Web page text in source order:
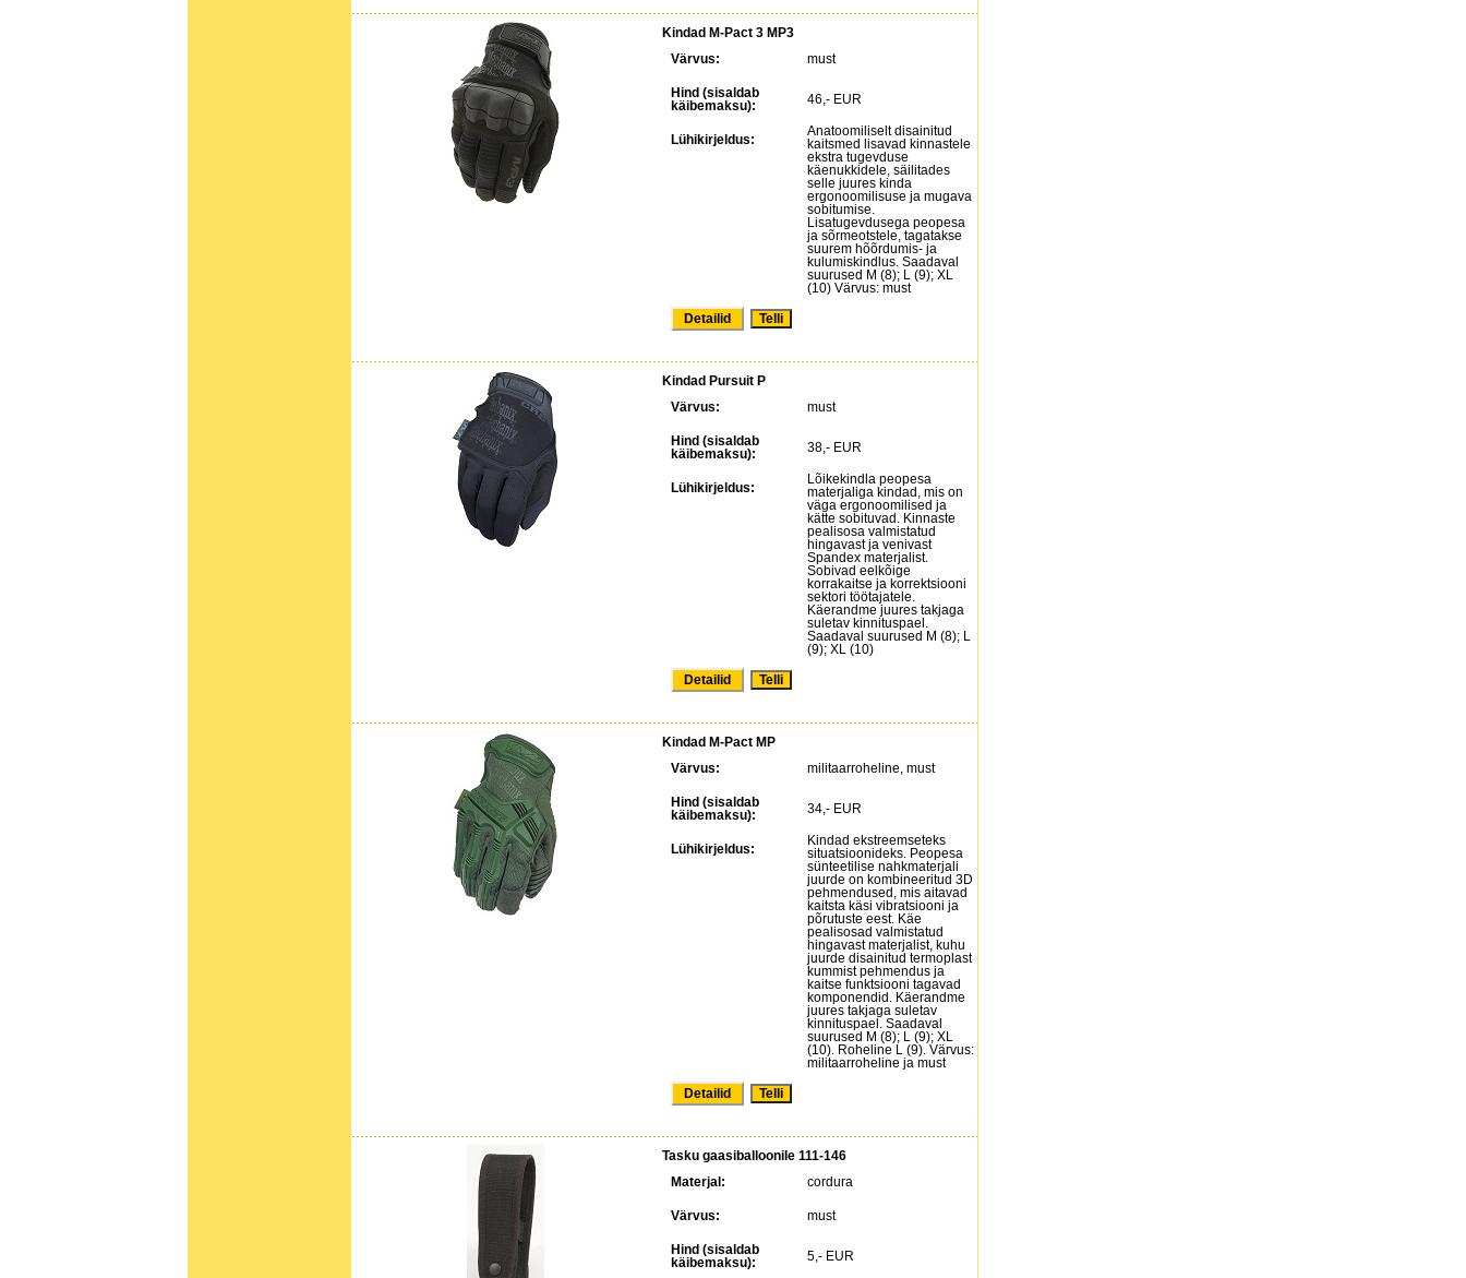
Kindad M-Pact 3 MP3
Värvus:
must
Hind (sisaldab
käibemaksu):
46,- EUR
Lühikirjeldus:
Anatoomiliselt disainitud
kaitsmed lisavad kinnastele
ekstra tugevduse
käenukkidele, säilitades
selle juures kinda
ergonoomilisuse ja mugava
sobitumise.
Lisatugevdusega peopesa
ja sõrmeotstele, tagatakse
suurem hõõrdumis- ja
kulumiskindlus. Saadaval
suurused M (8); L (9); XL
(10) Värvus: must
Detailid
Kindad Pursuit P
Värvus:
must
Hind (sisaldab
käibemaksu):
38,- EUR
Lühikirjeldus:
Lõikekindla peopesa
materjaliga kindad, mis on
väga ergonoomilised ja
kätte sobituvad. Kinnaste
pealisosa valmistatud
hingavast ja venivast
Spandex materjalist.
Sobivad eelkõige
korrakaitse ja korrektsiooni
sektori töötajatele.
Käerandme juures takjaga
suletav kinnituspael.
Saadaval suurused M (8); L
(9); XL (10)
Detailid
Kindad M-Pact MP
Värvus:
militaarroheline, must
Hind (sisaldab
käibemaksu):
34,- EUR
Lühikirjeldus:
Kindad ekstreemseteks
situatsioonideks. Peopesa
sünteetilise nahkmaterjali
juurde on kombineeritud 3D
pehmendused, mis aitavad
kaitsta käsi vibratsiooni ja
põrutuste eest. Käe
pealisosad valmistatud
hingavast materjalist, kuhu
juurde disainitud termoplast
kummist pehmendus ja
kaitse funktsiooni tagavad
komponendid. Käerandme
juures takjaga suletav
kinnituspael. Saadaval
suurused M (8); L (9); XL
(10). Roheline L (9). Värvus:
militaarroheline ja must
Detailid
Tasku gaasiballoonile 111-146
Materjal:
cordura
Värvus: must
Hind (sisaldab
käibemaksu):
5,- EUR